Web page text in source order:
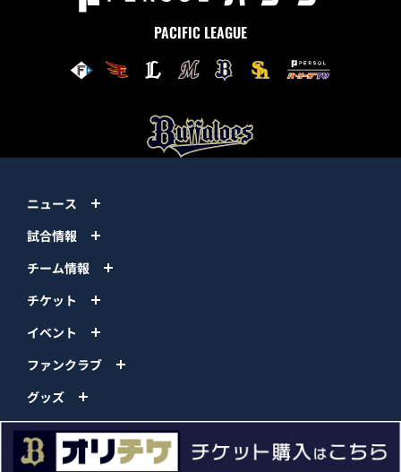
PACIFIC LEAGUE
ニュース
試合情報
チーム情報
チケット
イベント
ファンクラブ
グッズ
ファーム
エンタメ